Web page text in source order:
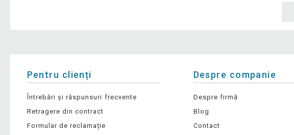
Pentru clienți
Întrebări și răspunsuri frecvente
Retragere din contract
Formular de reclamație
Despre companie
Despre firmă
Blog
Contact